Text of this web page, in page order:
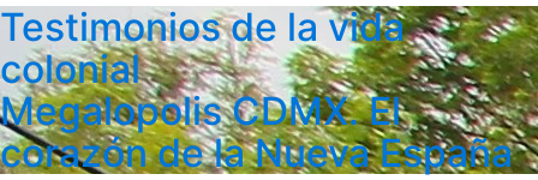
Testimonios de la vida
colonial
Megalopolis CDMX. El
corazón de la Nueva España